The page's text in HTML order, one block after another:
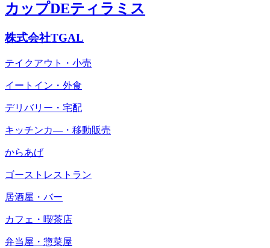
カップDEティラミス
株式会社TGAL
テイクアウト・小売
イートイン・外食
デリバリー・宅配
キッチンカ―・移動販売
からあげ
ゴーストレストラン
居酒屋・バー
カフェ・喫茶店
弁当屋・惣菜屋